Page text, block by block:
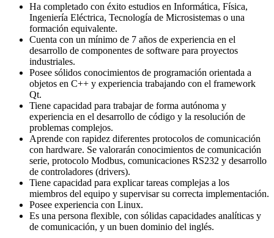
Ha completado con éxito estudios en Informática, Física,
Ingeniería Eléctrica, Tecnología de Microsistemas o una
formación equivalente.
Cuenta con un mínimo de 7 años de experiencia en el
desarrollo de componentes de software para proyectos
industriales.
Posee sólidos conocimientos de programación orientada a
objetos en C++ y experiencia trabajando con el framework
Qt.
Tiene capacidad para trabajar de forma autónoma y
experiencia en el desarrollo de código y la resolución de
problemas complejos.
Aprende con rapidez diferentes protocolos de comunicación
con hardware. Se valorarán conocimientos de comunicación
serie, protocolo Modbus, comunicaciones RS232 y desarrollo
de controladores (drivers).
Tiene capacidad para explicar tareas complejas a los
miembros del equipo y supervisar su correcta implementación.
Posee experiencia con Linux.
Es una persona flexible, con sólidas capacidades analíticas y
de comunicación, y un buen dominio del inglés.